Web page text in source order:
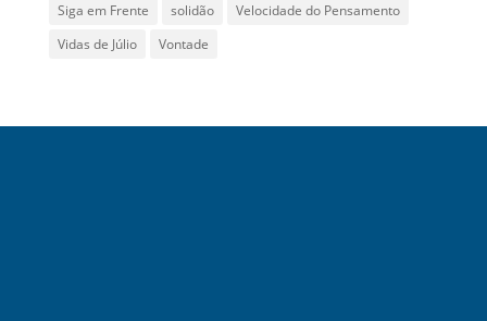
Siga em Frente
solidão
Velocidade do Pensamento
Vidas de Júlio
Vontade